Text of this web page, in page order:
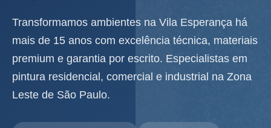
Transformamos ambientes na Vila Esperança há
mais de 15 anos com excelência técnica, materiais
premium e garantia por escrito. Especialistas em
pintura residencial, comercial e industrial na Zona
Leste de São Paulo.